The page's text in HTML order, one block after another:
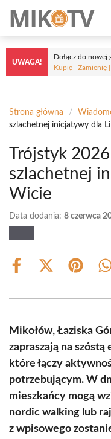
treści
UWAGA!
Dołącz do nowej
Kupię | Zamienię
Strona główna /
szlachetnej inicjatywy dla
Trójstyk
szlachetnej
Wicie
Data dodania: 8 czerwca
Share
Share
(Twitter)
Share
Mikołów, Łaziska
zapraszają na
które łączy
potrzebującym. W
mieszkańcy mogą
nordic walking lub
z wpisowego